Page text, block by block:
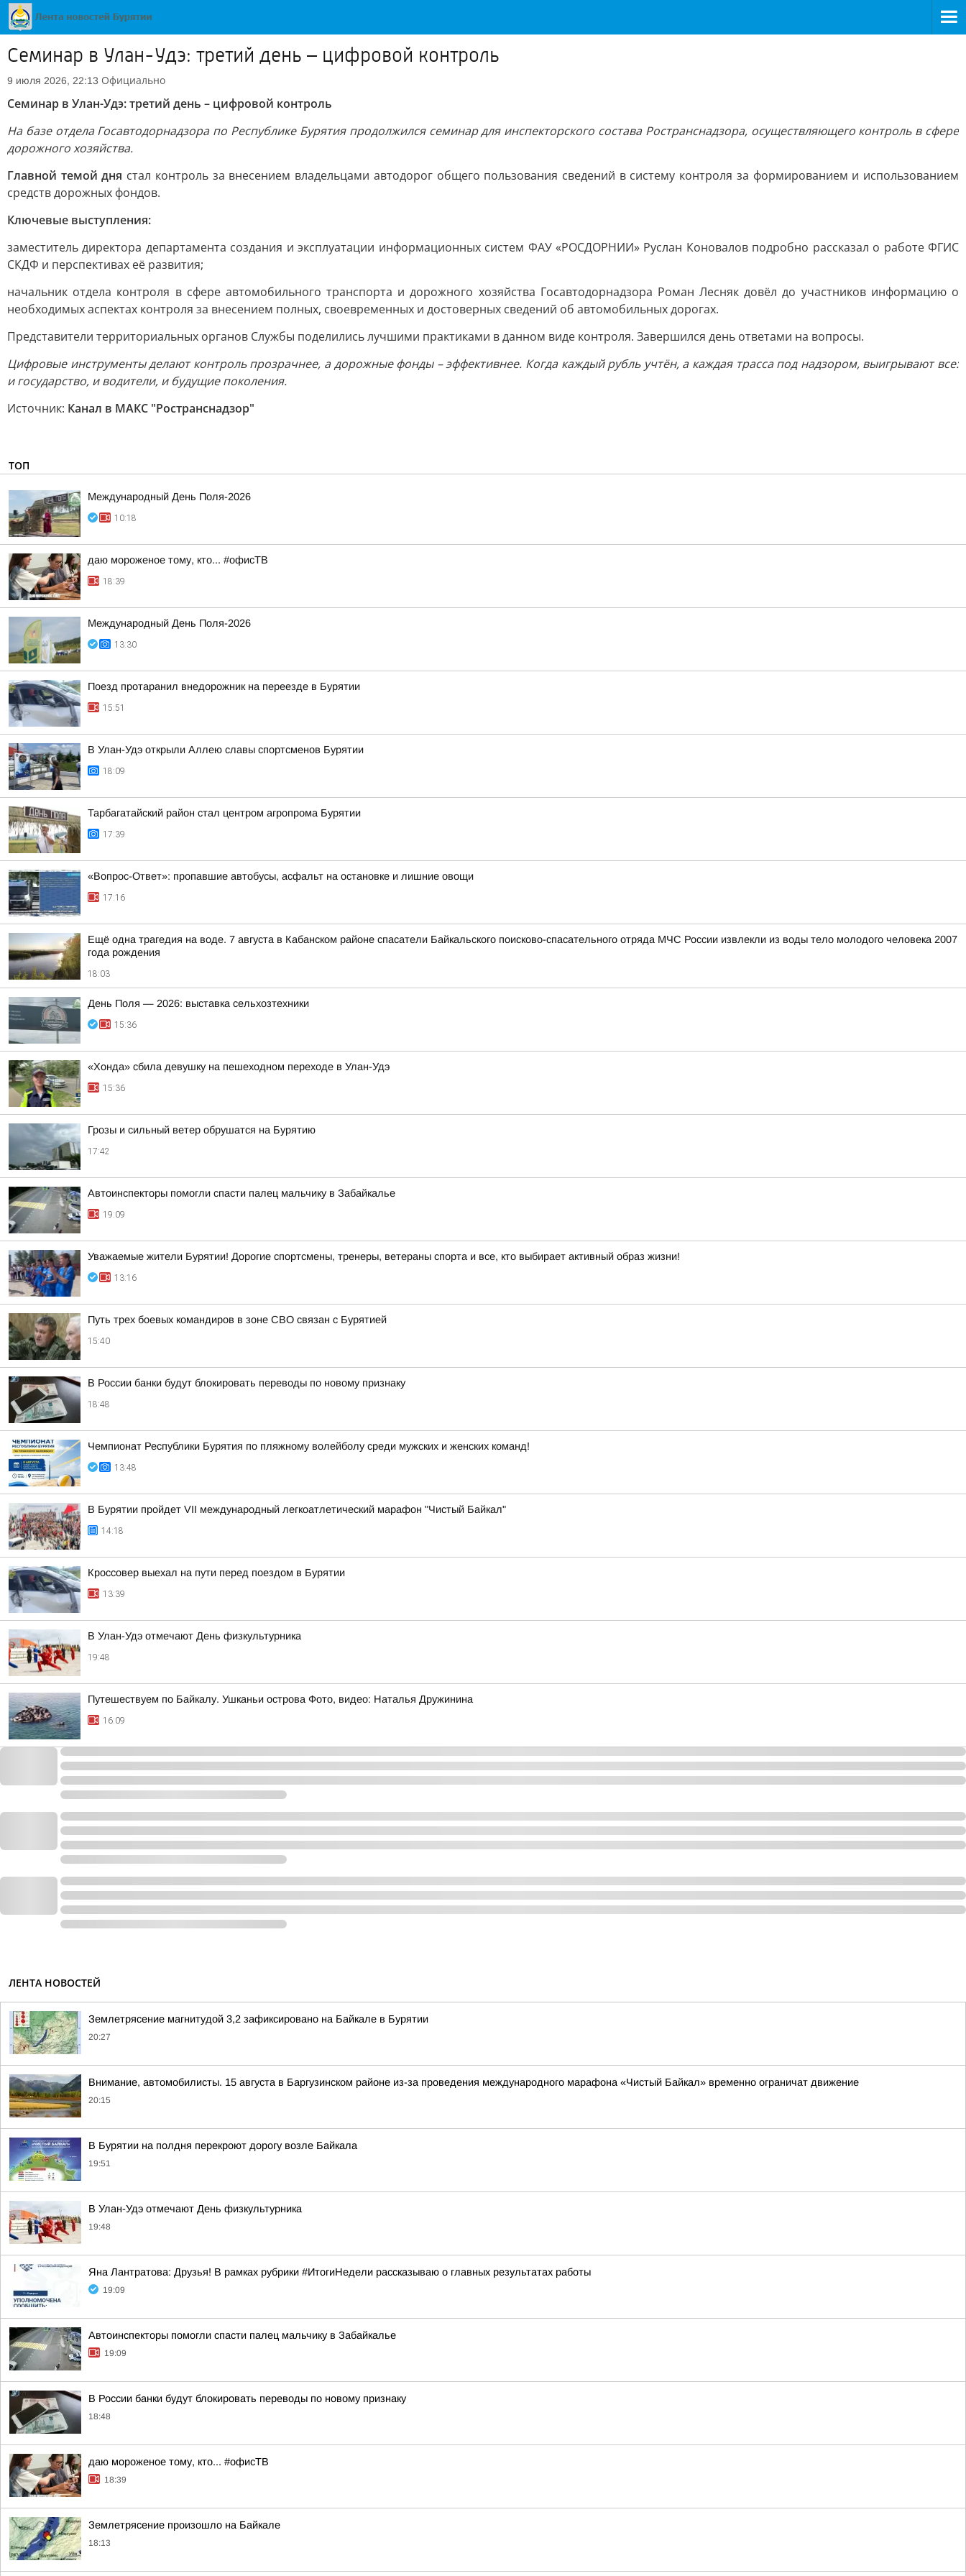
Семинар в Улан-Удэ: третий день – цифровой контроль
9 июля 2026, 22:13 Официально
Семинар в Улан-Удэ: третий день – цифровой контроль
На базе отдела Госавтодорнадзора по Республике Бурятия продолжился семинар для инспекторского состава Ространснадзора, осуществляющего контроль в сфере
дорожного хозяйства.
Главной темой дня стал контроль за внесением владельцами автодорог общего пользования сведений в систему контроля за формированием и использованием
средств дорожных фондов.
Ключевые выступления:
заместитель директора департамента создания и эксплуатации информационных систем ФАУ «РОСДОРНИИ» Руслан Коновалов подробно рассказал о работе ФГИС
СКДФ и перспективах её развития;
начальник отдела контроля в сфере автомобильного транспорта и дорожного хозяйства Госавтодорнадзора Роман Лесняк довёл до участников информацию о
необходимых аспектах контроля за внесением полных, своевременных и достоверных сведений об автомобильных дорогах.
Представители территориальных органов Службы поделились лучшими практиками в данном виде контроля. Завершился день ответами на вопросы.
Цифровые инструменты делают контроль прозрачнее, а дорожные фонды – эффективнее. Когда каждый рубль учтён, а каждая трасса под надзором, выигрывают все:
и государство, и водители, и будущие поколения.
Источник: Канал в МАКС "Ространснадзор"
ТОП
Международный День Поля-2026
10:18
даю мороженое тому, кто... #офисТВ
18:39
Международный День Поля-2026
13:30
Поезд протаранил внедорожник на переезде в Бурятии
15:51
В Улан-Удэ открыли Аллею славы спортсменов Бурятии
18:09
Тарбагатайский район стал центром агропрома Бурятии
17:39
«Вопрос-Ответ»: пропавшие автобусы, асфальт на остановке и лишние овощи
17:16
Ещё одна трагедия на воде. 7 августа в Кабанском районе спасатели Байкальского поисково-спасательного отряда МЧС России извлекли из воды тело молодого человека 2007
года рождения
18:03
День Поля — 2026: выставка сельхозтехники
15:36
«Хонда» сбила девушку на пешеходном переходе в Улан-Удэ
15:36
Грозы и сильный ветер обрушатся на Бурятию
17:42
Автоинспекторы помогли спасти палец мальчику в Забайкалье
19:09
Уважаемые жители Бурятии! Дорогие спортсмены, тренеры, ветераны спорта и все, кто выбирает активный образ жизни!
13:16
Путь трех боевых командиров в зоне СВО связан с Бурятией
15:40
В России банки будут блокировать переводы по новому признаку
18:48
Чемпионат Республики Бурятия по пляжному волейболу среди мужских и женских команд!
13:48
В Бурятии пройдет VII международный легкоатлетический марафон "Чистый Байкал"
14:18
Кроссовер выехал на пути перед поездом в Бурятии
13:39
В Улан-Удэ отмечают День физкультурника
19:48
Путешествуем по Байкалу. Ушканьи острова Фото, видео: Наталья Дружинина
16:09
ЛЕНТА НОВОСТЕЙ
Землетрясение магнитудой 3,2 зафиксировано на Байкале в Бурятии
20:27
Внимание, автомобилисты. 15 августа в Баргузинском районе из-за проведения международного марафона «Чистый Байкал» временно ограничат движение
20:15
В Бурятии на полдня перекроют дорогу возле Байкала
19:51
В Улан-Удэ отмечают День физкультурника
19:48
Яна Лантратова: Друзья! В рамках рубрики #ИтогиНедели рассказываю о главных результатах работы
19:09
Автоинспекторы помогли спасти палец мальчику в Забайкалье
19:09
В России банки будут блокировать переводы по новому признаку
18:48
даю мороженое тому, кто... #офисТВ
18:39
Землетрясение произошло на Байкале
18:13